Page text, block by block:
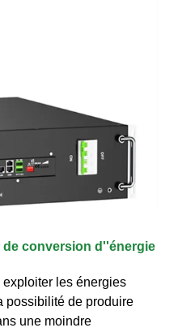
conversion d''énergie
les énergies
possibilité de produire
une moindre